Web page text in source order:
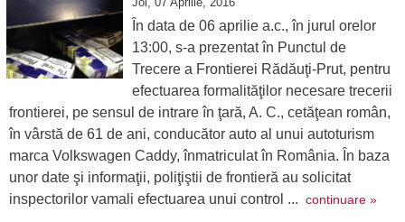
În data de 06 aprilie a.c., în jurul orelor
13:00, s-a prezentat în Punctul de
Trecere a Frontierei Rădăuţi-Prut, pentru
efectuarea formalităţilor necesare trecerii
frontierei, pe sensul de intrare în ţară, A. C., cetăţean român,
în vârstă de 61 de ani, conducător auto al unui autoturism
marca Volkswagen Caddy, înmatriculat în România. În baza
unor date şi informaţii, poliţiştii de frontieră au solicitat
inspectorilor vamali efectuarea unui control ... continuare »